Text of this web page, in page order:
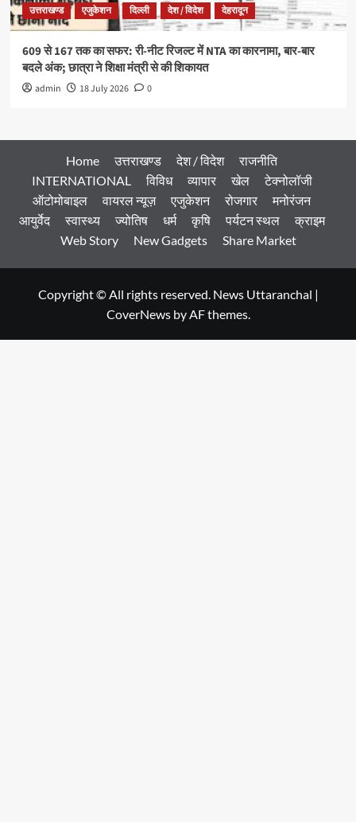
उत्तराखण्ड एजुकेशन दिल्ली देश / विदेश देहरादून
609 से 167 तक का सफर: री-नीट रिजल्ट में NTA का कारनामा, बार-बार
बदले अंक; छात्रा ने शिक्षा मंत्री से की शिकायत
admin 18 July 2026 0
Home उत्तराखण्ड देश / विदेश
राजनीति
INTERNATIONAL
विविध व्यापार खेल
टेक्नोलॉजी
ऑटोमोबाइल
वायरल न्यूज़ एजुकेशन रोजगार
मनोरंजन
आयुर्वेद
स्वास्थ्य ज्योतिष धर्म कृषि पर्यटन स्थल
क्राइम
Web Story
New Gadgets Share Market
Copyright © All rights reserved. News Uttaranchal |
CoverNewsby AF themes.